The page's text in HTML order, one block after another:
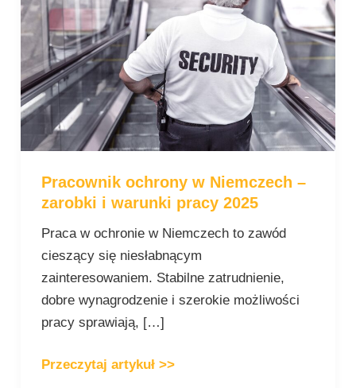
Pracownik ochrony w Niemczech –
zarobki i warunki pracy 2025
Praca w ochronie w Niemczech to zawód
cieszący się niesłabnącym
zainteresowaniem. Stabilne zatrudnienie,
dobre wynagrodzenie i szerokie możliwości
pracy sprawiają, […]
Niemczech
–
zarobki
i
warunki
pracy
2025
Przeczytaj artykuł >>